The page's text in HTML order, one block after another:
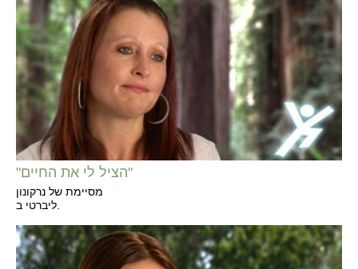
"הציל לי את החיים"
מסיימת של נרקונון